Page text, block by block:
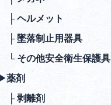
├ ヘルメット
├ 墜落制⽌⽤器具
└ その他安全衛⽣保護具
▶︎薬剤
├ 剥離剤